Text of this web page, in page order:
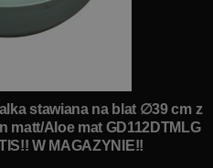
stawiana na blat ∅39 cm z
matt/Aloe mat GD112DTMLG
W MAGAZYNIE!!